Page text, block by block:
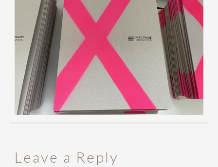
Leave a Reply